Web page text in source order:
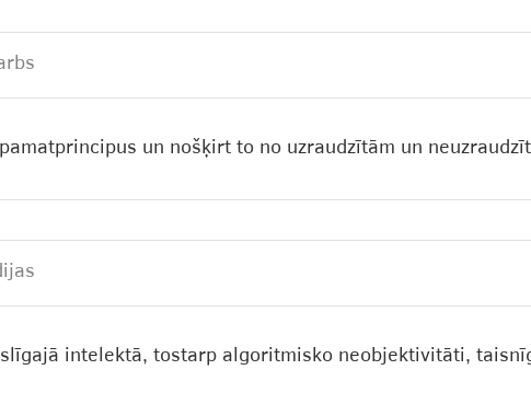
un nošķirt to no uzraudzītām un
intelektā, tostarp algoritmisko neobjektivitāti,